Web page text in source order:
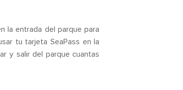
la entrada del parque para
tu tarjeta SeaPass en la
y salir del parque cuantas